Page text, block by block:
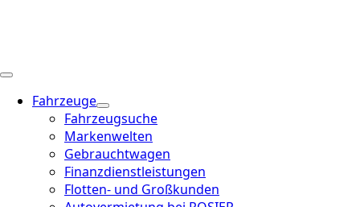
Fahrzeuge
Fahrzeugsuche
Markenwelten
Gebrauchtwagen
Finanzdienstleistungen
Flotten- und Großkunden